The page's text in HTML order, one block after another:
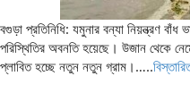
বগুড়া প্রতিনিধি: যমুনার বন্যা নিয়ন্ত্রণ বাঁধ
পরিস্থিতির অবনতি হয়েছে। উজান থেকে
প্লাবিত হচ্ছে নতুন নতুন গ্রাম।…..